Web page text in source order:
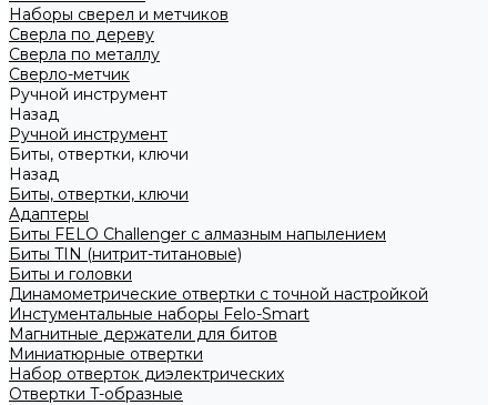
Наборы сверел и метчиков
Сверла по дереву
Сверла по металлу
Сверло-метчик
Ручной инструмент
Назад
Ручной инструмент
Биты, отвертки, ключи
Назад
Биты, отвертки, ключи
Адаптеры
Биты FELO Challenger с алмазным напылением
Биты TIN (нитрит-титановые)
Биты и головки
Динамометрические отвертки с точной настройкой
Инстументальные наборы Felo-Smart
Магнитные держатели для битов
Миниатюрные отвертки
Набор отверток диэлектрических
Отвертки T-образные